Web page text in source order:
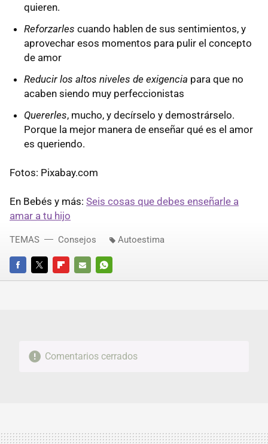
quieren.
Reforzarles cuando hablen de sus sentimientos, y
aprovechar esos momentos para pulir el concepto
de amor
Reducir los altos niveles de exigencia para que no
acaben siendo muy perfeccionistas
Quererles, mucho, y decírselo y demostrárselo.
Porque la mejor manera de enseñar qué es el amor
es queriendo.
Fotos: Pixabay.com
En Bebés y más: Seis cosas que debes enseñarle a
amar a tu hijo
FACEBOOKTWITTERFLIPBOARD
E-
WHATSAPP
TEMAS Consejos Autoestima
Comentarios cerrados